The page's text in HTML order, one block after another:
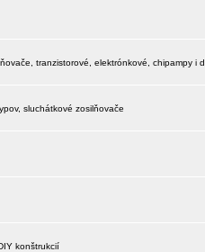
tranzistorové, elektrónkové, chipampy i
sluchátkové zosilňovače
konštrukcií